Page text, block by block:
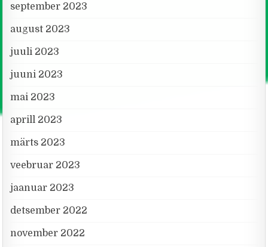
september 2023
august 2023
juuli 2023
juuni 2023
mai 2023
aprill 2023
märts 2023
veebruar 2023
jaanuar 2023
detsember 2022
november 2022